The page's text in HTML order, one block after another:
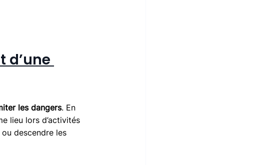
d’une
les dangers. En
lieu lors d’activités
ou descendre les